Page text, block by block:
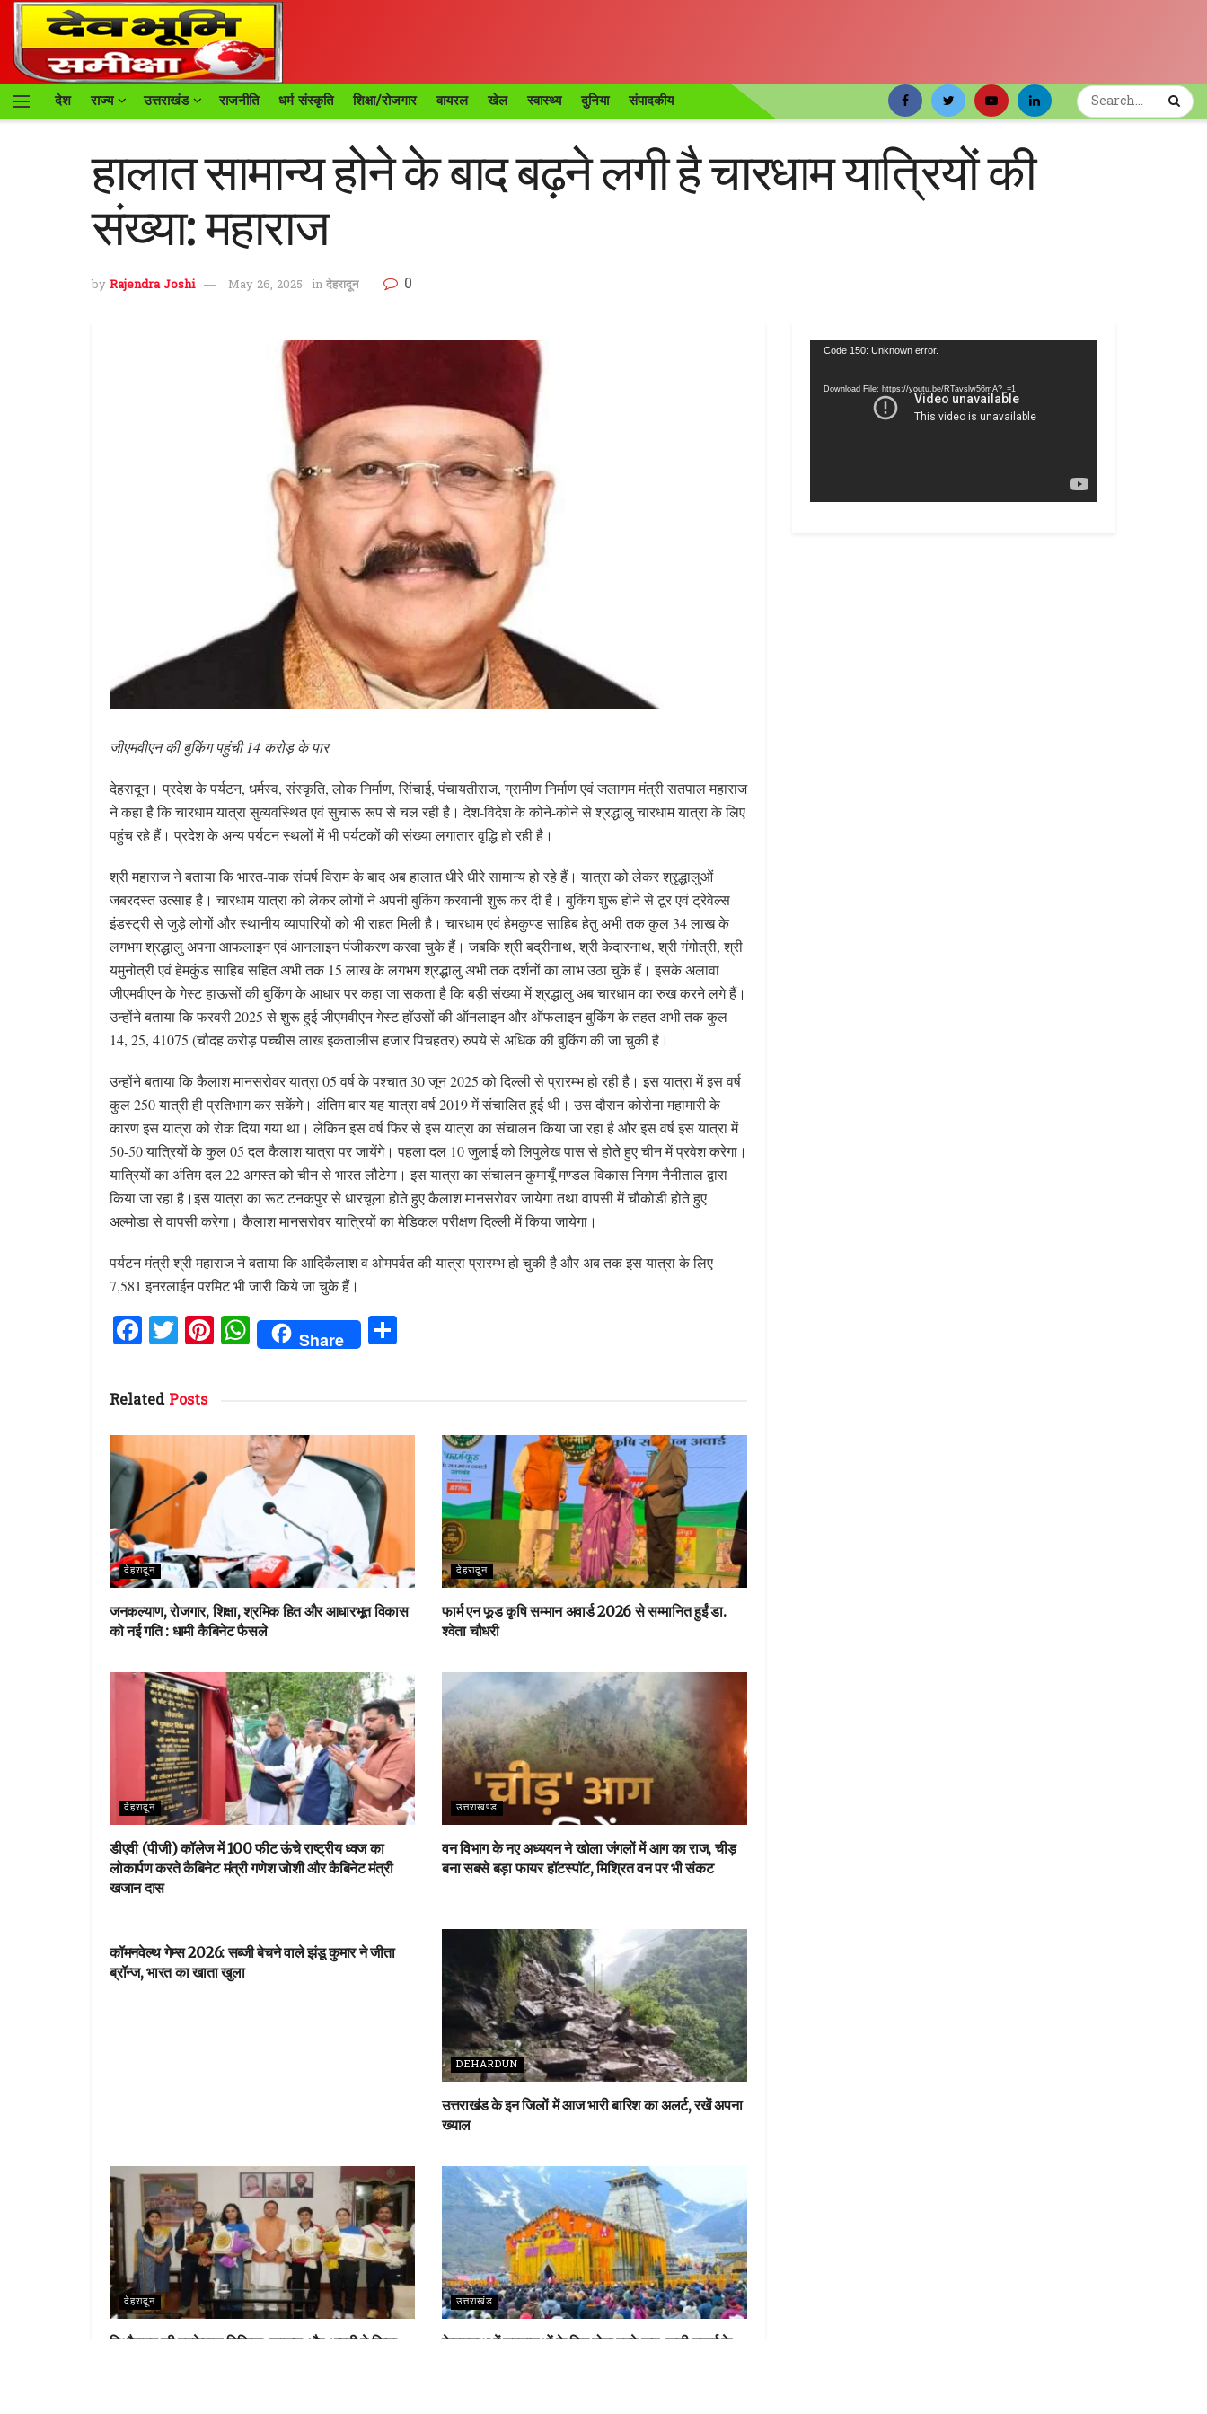
देश राज्य उत्तराखंड राजनीति धर्म संस्कृति शिक्षा/रोजगार वायरल खेल स्वास्थ्य दुनिया संपादकीय
हालात सामान्य होने के बाद बढ़ने लगी है चारधाम यात्रियों की
संख्या: महाराज
by Rajendra Joshi May 26, 2025 in देहरादून 0
जीएमवीएन की बुकिंग पहुंची 14 करोड़ के पार
देहरादून। प्रदेश के पर्यटन, धर्मस्व, संस्कृति, लोक निर्माण, सिंचाई, पंचायतीराज, ग्रामीण निर्माण एवं जलागम मंत्री सतपाल महाराज
ने कहा है कि चारधाम यात्रा सुव्यवस्थित एवं सुचारू रूप से चल रही है। देश-विदेश के कोने-कोने से श्रद्धालु चारधाम यात्रा के लिए
पहुंच रहे हैं। प्रदेश के अन्य पर्यटन स्थलों में भी पर्यटकों की संख्या लगातार वृद्धि हो रही है।
श्री महाराज ने बताया कि भारत-पाक संघर्ष विराम के बाद अब हालात धीरे धीरे सामान्य हो रहे हैं। यात्रा को लेकर श्रृद्धालुओं
जबरदस्त उत्साह है। चारधाम यात्रा को लेकर लोगों ने अपनी बुकिंग करवानी शुरू कर दी है। बुकिंग शुरू होने से टूर एवं ट्रेवेल्स
इंडस्ट्री से जुड़े लोगों और स्थानीय व्यापारियों को भी राहत मिली है। चारधाम एवं हेमकुण्ड साहिब हेतु अभी तक कुल 34 लाख के
लगभग श्रद्धालु अपना आफलाइन एवं आनलाइन पंजीकरण करवा चुके हैं। जबकि श्री बद्रीनाथ, श्री केदारनाथ, श्री गंगोत्री, श्री
यमुनोत्री एवं हेमकुंड साहिब सहित अभी तक 15 लाख के लगभग श्रद्धालु अभी तक दर्शनों का लाभ उठा चुके हैं। इसके अलावा
जीएमवीएन के गेस्ट हाऊसों की बुकिंग के आधार पर कहा जा सकता है कि बड़ी संख्या में श्रद्धालु अब चारधाम का रुख करने लगे हैं।
उन्होंने बताया कि फरवरी 2025 से शुरू हुई जीएमवीएन गेस्ट हॉउसों की ऑनलाइन और ऑफलाइन बुकिंग के तहत अभी तक कुल
14, 25, 41075 (चौदह करोड़ पच्चीस लाख इकतालीस हजार पिचहतर) रुपये से अधिक की बुकिंग की जा चुकी है।
उन्होंने बताया कि कैलाश मानसरोवर यात्रा 05 वर्ष के पश्चात 30 जून 2025 को दिल्ली से प्रारम्भ हो रही है। इस यात्रा में इस वर्ष
कुल 250 यात्री ही प्रतिभाग कर सकेंगे। अंतिम बार यह यात्रा वर्ष 2019 में संचालित हुई थी। उस दौरान कोरोना महामारी के
कारण इस यात्रा को रोक दिया गया था। लेकिन इस वर्ष फिर से इस यात्रा का संचालन किया जा रहा है और इस वर्ष इस यात्रा में
50-50 यात्रियों के कुल 05 दल कैलाश यात्रा पर जायेंगे। पहला दल 10 जुलाई को लिपुलेख पास से होते हुए चीन में प्रवेश करेगा।
यात्रियों का अंतिम दल 22 अगस्त को चीन से भारत लौटेगा। इस यात्रा का संचालन कुमायूँ मण्डल विकास निगम नैनीताल द्वारा
किया जा रहा है।इस यात्रा का रूट टनकपुर से धारचूला होते हुए कैलाश मानसरोवर जायेगा तथा वापसी में चौकोडी होते हुए
अल्मोडा से वापसी करेगा। कैलाश मानसरोवर यात्रियों का मेडिकल परीक्षण दिल्ली में किया जायेगा।
पर्यटन मंत्री श्री महाराज ने बताया कि आदिकैलाश व ओमपर्वत की यात्रा प्रारम्भ हो चुकी है और अब तक इस यात्रा के लिए
7,581 इनरलाईन परमिट भी जारी किये जा चुके हैं।
F
a
ce
b
o
o
k
T
w
it
te
r
Pi
n
st
W
h
A
p
p
Share
RelatedPosts
देहरादून
जनकल्याण, रोजगार, शिक्षा, श्रमिक हित और आधारभूत विकास
को नई गति : धामी कैबिनेट फैसले
देहरादून
फार्म एन फूड कृषि सम्मान अवार्ड 2026 से सम्मानित हुईं डा.
श्वेता चौधरी
देहरादून
डीएवी (पीजी) कॉलेज में 100 फीट ऊंचे राष्ट्रीय ध्वज का
लोकार्पण करते कैबिनेट मंत्री गणेश जोशी और कैबिनेट मंत्री
खजान दास
उत्तराखण्ड
वन विभाग के नए अध्ययन ने खोला जंगलों में आग का राज, चीड़
बना सबसे बड़ा फायर हॉटस्पॉट, मिश्रित वन पर भी संकट
कॉमनवेल्थ गेम्स 2026: सब्जी बेचने वाले झंडू कुमार ने जीता
ब्रॉन्ज, भारत का खाता खुला
DEHARDUN
उत्तराखंड के इन जिलों में आज भारी बारिश का अलर्ट, रखें अपना
ख्याल
देहरादून
पिथौरागढ़ की मुक्केबाज निकिता, काजल और आरती ने किया
उत्तराखंड
केदारनाथ में श्रद्धालुओं के लिए होगा वनवे रूट, खड़ी चढ़ाई के
Video
Code 150: Unknown error.
Download File: https://youtu.be/RTavslw56mA?_=1